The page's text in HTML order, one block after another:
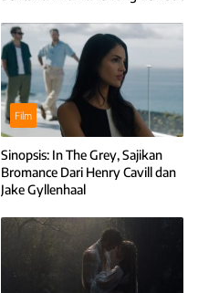
Film
Sinopsis: In The Grey, Sajikan
Bromance Dari Henry Cavill dan
Jake Gyllenhaal